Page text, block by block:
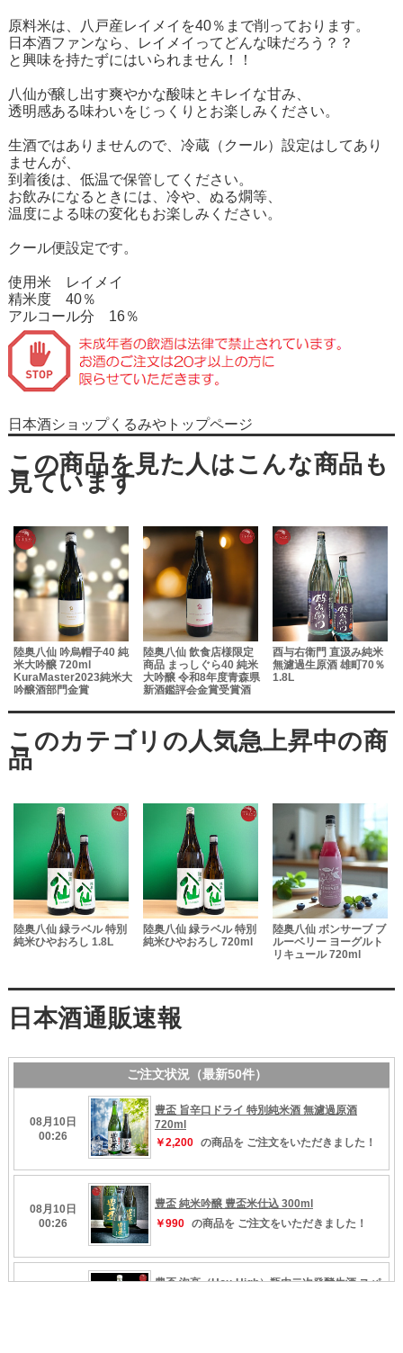
原料米は、八戸産レイメイを40％まで削っております。
日本酒ファンなら、レイメイってどんな味だろう？？
と興味を持たずにはいられません！！
八仙が醸し出す爽やかな酸味とキレイな甘み、
透明感ある味わいをじっくりとお楽しみください。
生酒ではありませんので、冷蔵（クール）設定はしてあり
ませんが、
到着後は、低温で保管してください。
お飲みになるときには、冷や、ぬる燗等、
温度による味の変化もお楽しみください。
クール便設定です。
使用米 レイメイ
精米度 40％
アルコール分 16％
日本酒ショップくるみやトップページ
陸奥八仙 吟烏帽子40 純
米大吟醸 720ml
KuraMaster2023純米大
吟醸酒部門金賞
陸奥八仙 飲食店様限定
商品 まっしぐら40 純米
大吟醸 令和8年度青森県
新酒鑑評会金賞受賞酒
酉与右衛門 直汲み純米
無濾過生原酒 雄町70％
1.8L
陸奥八仙 緑ラベル 特別
純米ひやおろし 1.8L
陸奥八仙 緑ラベル 特別
純米ひやおろし 720ml
陸奥八仙 ボンサーブ ブ
ルーベリー ヨーグルト
リキュール 720ml